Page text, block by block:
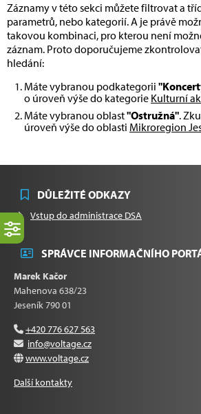
Záznamy v této sekci můžete filtrovat a
parametrů, nebo kategorií. A je právě
takovou kombinaci, pro kterou není
záznam. Proto doporučujeme
hledání:
Máte vybranou podkategorii
o úroveň výše do kategorie Kulturní
Máte vybranou oblast"Ostružná".
úroveň výše do oblasti Mikroregion
DŮLEŽITÉ ODKAZY
Vstup do administrace DSA
SPRÁVCE INFORMAČNÍHO
Marek Kačor
Mahenova 638/23
Jeseník 790 01
+420 776 627 563
info@voltage.cz
www.voltage.cz
Další kontakty